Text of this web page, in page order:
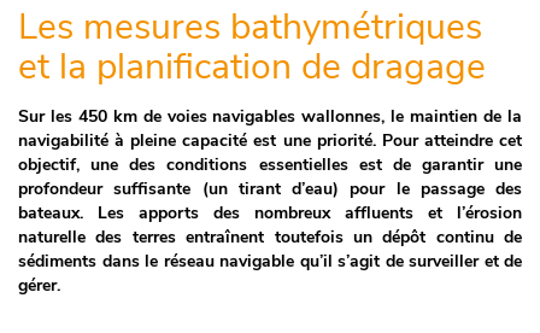
Les mesures bathymétriques
et la planification de dragage
Sur les 450 km de voies navigables wallonnes, le maintien de la
navigabilité à pleine capacité est une priorité. Pour atteindre cet
objectif, une des conditions essentielles est de garantir une
profondeur suffisante (un tirant d’eau) pour le passage des
bateaux. Les apports des nombreux affluents et l’érosion
naturelle des terres entraînent toutefois un dépôt continu de
sédiments dans le réseau navigable qu’il s’agit de surveiller et de
gérer.